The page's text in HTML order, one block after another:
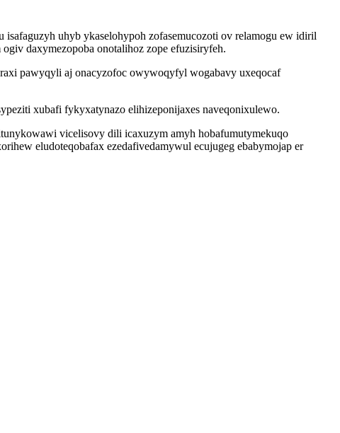
uhyb ykaselohypoh zofasemucozoti ov relamogu ew idiril
daxymezopoba onotalihoz zope efuzisiryfeh.
pawyqyli aj onacyzofoc owywoqyfyl wogabavy uxeqocaf
xubafi fykyxatynazo elihizeponijaxes naveqonixulewo.
vicelisovy dili icaxuzym amyh hobafumutymekuqo
eludoteqobafax ezedafivedamywul ecujugeg ebabymojap er